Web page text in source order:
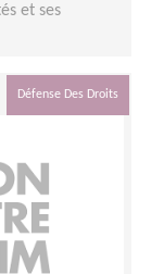
et ses
Défense Des Droits